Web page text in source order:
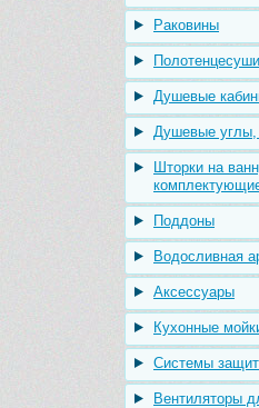
Раковины
Душевые
Душевые углы,
Шторки на
Поддоны
Водосливная
Аксессуары
Кухонные
Системы
Вентиляторы